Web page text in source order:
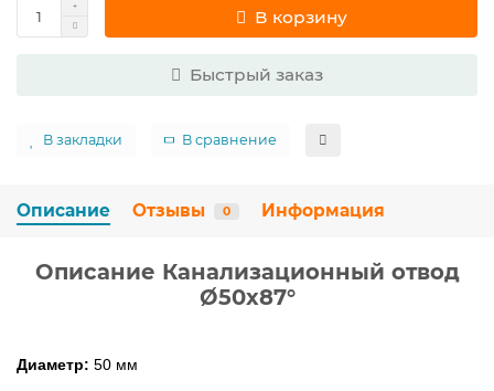
В корзину
Быстрый заказ
В закладки В сравнение
Описание Отзывы 0 Информация
Описание Канализационный отвод
Ø50х87°
Диаметр: 50 мм